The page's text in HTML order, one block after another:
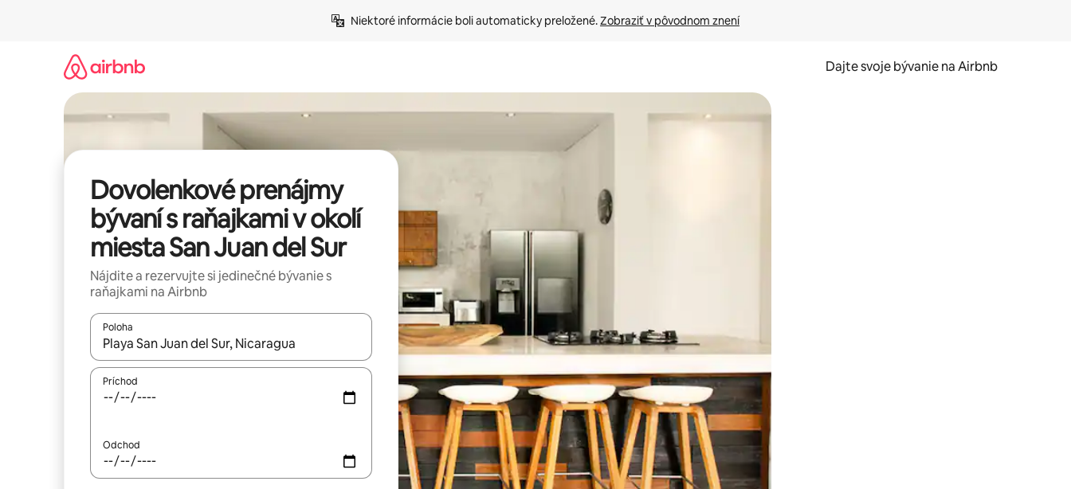
Niektoré informácie boli automaticky preložené. Zobraziť v pôvodnom znení
Dajte svoje bývanie na Airbnb
Dovolenkové prenájmy
bývaní s raňajkami v okolí
miesta San Juan del Sur
Nájdite a rezervujte si jedinečné bývanie s
raňajkami na Airbnb
Poloha
Keď budú výsledky k dispozícii, môžete si ich prechádzať pomocou klávesov so šípkami nahor a nadol alebo ich preskúmať pomocou dotykových gest či potiahnutia prstom.
Príchod
Odchod